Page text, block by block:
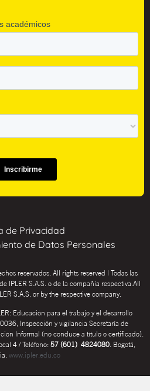
de Privacidad
de Datos Personales
reservados. All rights reserved | Todas las
IPLER S.A.S. o de la compañía respectiva.All
S.A.S. or by the respective company.
Educación para el trabajo y el desarrollo
Inspección y vigilancia Secretaría de
Informal (no conduce a título o certificado).
4 / Teléfono: 57 (601) 4824080. Bogotá,
www.ipler.edu.co